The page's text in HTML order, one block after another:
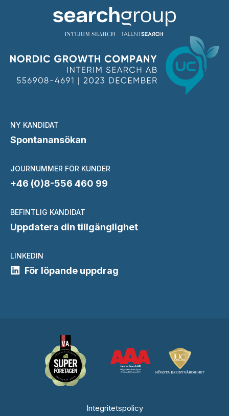
NY KANDIDAT
Spontanansökan
JOURNUMMER FÖR KUNDER
+46 (0)8-556 460 99
BEFINTLIG KANDIDAT
Uppdatera din tillgänglighet
LINKEDIN
För löpande uppdrag
Integritetspolicy